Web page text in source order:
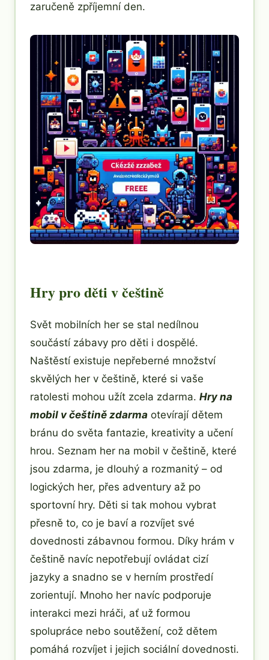
zaručeně zpříjemní den.
Hry pro děti v češtině
Svět mobilních her se stal nedílnou
součástí zábavy pro děti i dospělé.
Naštěstí existuje nepřeberné množství
skvělých her v češtině, které si vaše
ratolesti mohou užít zcela zdarma. Hry na
mobil v češtině zdarma otevírají dětem
bránu do světa fantazie, kreativity a učení
hrou. Seznam her na mobil v češtině, které
jsou zdarma, je dlouhý a rozmanitý – od
logických her, přes adventury až po
sportovní hry. Děti si tak mohou vybrat
přesně to, co je baví a rozvíjet své
dovednosti zábavnou formou. Díky hrám v
češtině navíc nepotřebují ovládat cizí
jazyky a snadno se v herním prostředí
zorientují. Mnoho her navíc podporuje
interakci mezi hráči, ať už formou
spolupráce nebo soutěžení, což dětem
pomáhá rozvíjet i jejich sociální dovednosti.